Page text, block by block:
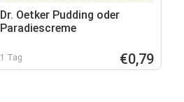
Dr. Oetker Pudding oder
Paradiescreme
1 Tag €0,79